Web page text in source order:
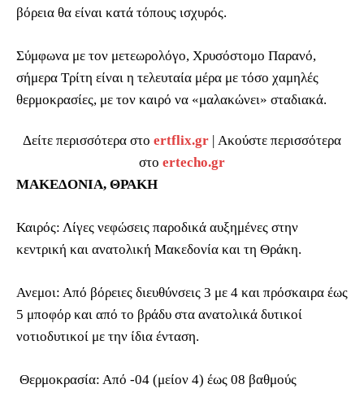
βόρεια θα είναι κατά τόπους ισχυρός.
Σύμφωνα με τον μετεωρολόγο, Χρυσόστομο Παρανό,
σήμερα Τρίτη είναι η τελευταία μέρα με τόσο χαμηλές
θερμοκρασίες, με τον καιρό να «μαλακώνει» σταδιακά.
Δείτε περισσότερα στο ertflix.gr | Ακούστε περισσότερα
στο ertecho.gr
ΜΑΚΕΔΟΝΙΑ, ΘΡΑΚΗ
Καιρός: Λίγες νεφώσεις παροδικά αυξημένες στην
κεντρική και ανατολική Μακεδονία και τη Θράκη.
Ανεμοι: Από βόρειες διευθύνσεις 3 με 4 και πρόσκαιρα έως
5 μποφόρ και από το βράδυ στα ανατολικά δυτικοί
νοτιοδυτικοί με την ίδια ένταση.
Θερμοκρασία: Από -04 (μείον 4) έως 08 βαθμούς